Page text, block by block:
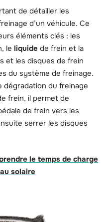
de détailler les
d’un véhicule. Ce
éléments clés : les
le liquide de frein et la
et les disques de frein
du système de freinage.
du freinage
frein, il permet de
de frein vers les
serrer les disques
le temps de charge
solaire